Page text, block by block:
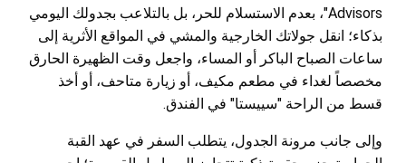
Advisors"، بعدم الاستسلام للحر، بل بالتلاعب بجدولك اليومي
بذكاء؛ انقل جولاتك الخارجية والمشي في المواقع الأثرية إلى
ساعات الصباح الباكر أو المساء، واجعل وقت الظهيرة الحارق
مخصصاً لغداء في مطعم مكيف، أو زيارة متاحف، أو أخذ
قسط من الراحة "سييستا" في الفندق.
وإلى جانب مرونة الجدول، يتطلب السفر في عهد القبة